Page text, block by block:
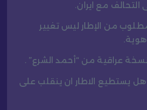
التحالف مع ايران.
من الإطار ليس تغيير
هوية.
عراقية من “أحمد الشرع” .
هل يستطيع الاطار ان ينقلب على